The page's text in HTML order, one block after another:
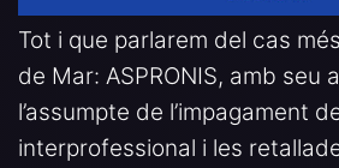
Tot i que parlarem del cas
de Mar: ASPRONIS, amb seu
l’assumpte de l’impagament
interprofessional i les